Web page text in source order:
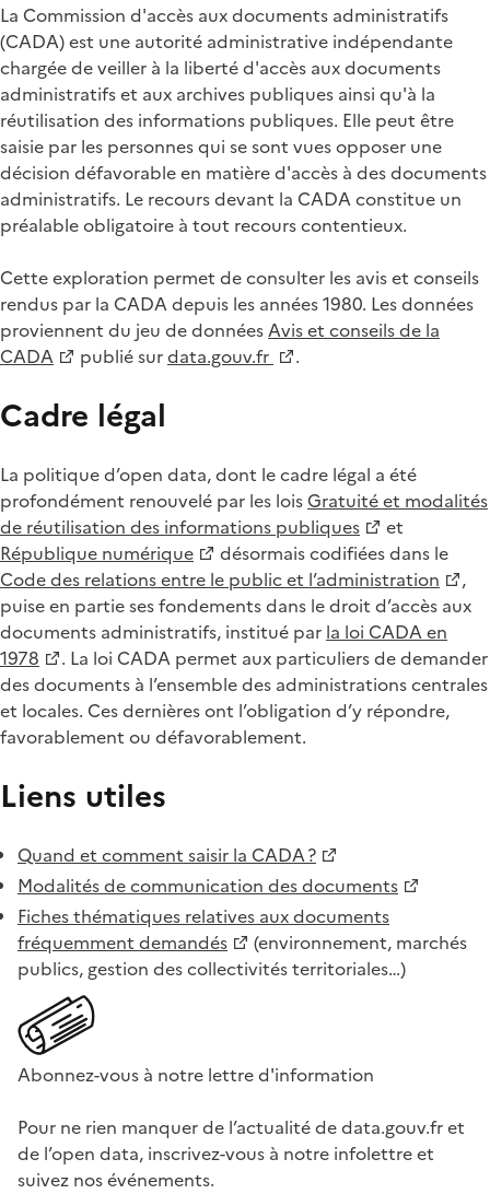
La Commission d'accès aux documents administratifs
(CADA) est une autorité administrative indépendante
chargée de veiller à la liberté d'accès aux documents
administratifs et aux archives publiques ainsi qu'à la
réutilisation des informations publiques. Elle peut être
saisie par les personnes qui se sont vues opposer une
décision défavorable en matière d'accès à des documents
administratifs. Le recours devant la CADA constitue un
préalable obligatoire à tout recours contentieux.
Cette exploration permet de consulter les avis et conseils
rendus par la CADA depuis les années 1980. Les données
proviennent du jeu de donnéesAvis et conseils de la
CADA
publié surdata.gouv.fr .
Cadre légal
La politique d’open data, dont le cadre légal a été
profondément renouvelé par les loisGratuité et modalités
de réutilisation des informations publiques
et
République numérique
désormais codifiées dans le
Code des relations entre le public et l’administration
,
puise en partie ses fondements dans le droit d’accès aux
documents administratifs, institué par la loi CADA en
1978
. La loi CADA permet aux particuliers de demander
des documents à l’ensemble des administrations centrales
et locales. Ces dernières ont l’obligation d’y répondre,
favorablement ou défavorablement.
Liens utiles
Quand et comment saisir la CADA ?
Modalités de communication des documents
Fiches thématiques relatives aux documents
fréquemment demandés
(environnement, marchés
publics, gestion des collectivités territoriales…)
Abonnez-vous à notre lettre d'information
Pour ne rien manquer de l’actualité de data.gouv.fr et
de l’open data, inscrivez-vous à notre infolettre et
suivez nos événements.